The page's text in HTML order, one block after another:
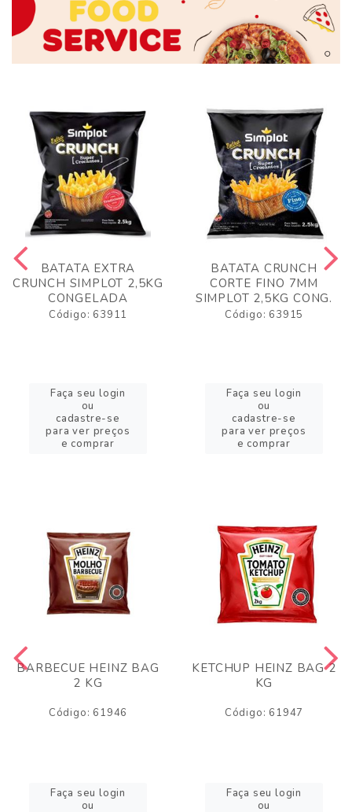
BATATA EXTRA
CRUNCH SIMPLOT 2,5KG
CONGELADA
Código: 63911
Faça seu login
ou
cadastre-se
para ver preços
e comprar
BATATA CRUNCH
CORTE FINO 7MM
SIMPLOT 2,5KG CONG.
Código: 63915
Faça seu login
ou
cadastre-se
para ver preços
e comprar
BARBECUE HEINZ BAG
2 KG
Código: 61946
Faça seu login
ou
KETCHUP HEINZ BAG 2
KG
Código: 61947
Faça seu login
ou